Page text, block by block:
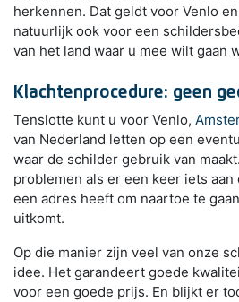
herkennen. Dat geldt voor Venlo
natuurlijk ook voor een
van het land waar u mee wilt gaan
Klachtenprocedure: geen
Tenslotte kunt u voor Venlo,
van Nederland letten op een
waar de schilder gebruik van
problemen als er een keer iets aan
een adres heeft om naartoe te
uitkomt.
Op die manier zijn veel van onze
idee. Het garandeert goede
voor een goede prijs. En blijkt er